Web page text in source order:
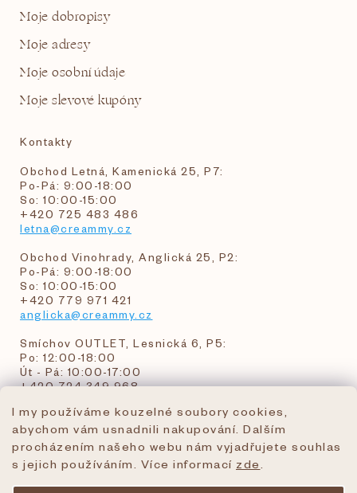
I my používáme kouzelné soubory cookies,
abychom vám usnadnili nakupování. Dalším
procházením našeho webu nám vyjadřujete souhlas
s jejich používáním. Více informací zde
Moje dobropisy
Moje adresy
Moje osobní údaje
Moje slevové kupóny
Kontakty
Obchod Letná, Kamenická 25, P7:
Po-Pá: 9:00-18:00
So: 10:00-15:00
+420 725 483 486
letna@creammy.cz
Obchod Vinohrady, Anglická 25, P2:
Po-Pá: 9:00-18:00
So: 10:00-15:00
+420 779 971 421
anglicka@creammy.cz
Smíchov OUTLET, Lesnická 6, P5:
Po: 12:00-18:00
Út - Pá: 10:00-17:00
+420 724 349 968
objednavky@creammy.cz
tel:+420 724 349 968